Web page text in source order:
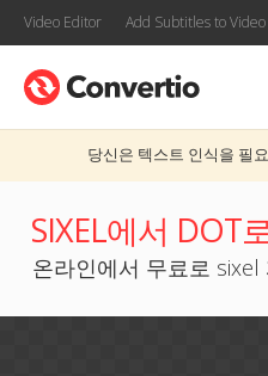
Video Editor Add Subtitles to Video
당신은 텍스트 인식을 필
SIXEL에서 DOT
온라인에서 무료로